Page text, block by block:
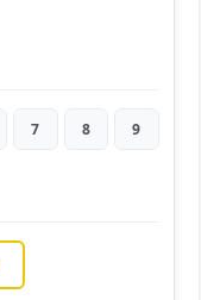
7 8 9